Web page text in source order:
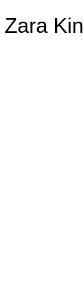
Zara